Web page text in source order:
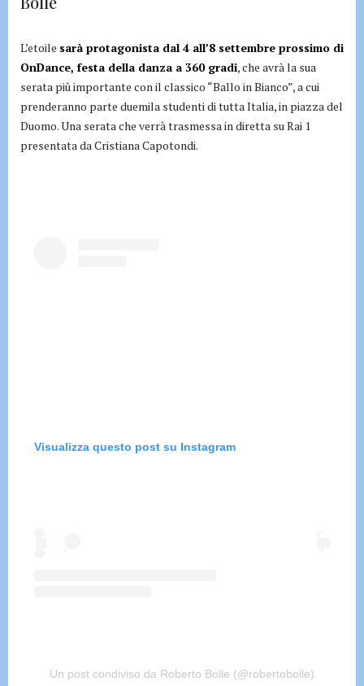
L’etoile sarà protagonista dal 4 all’8 settembre prossimo di
OnDance, festa della danza a 360 gradi, che avrà la sua
serata più importante con il classico “Ballo in Bianco”, a cui
prenderanno parte duemila studenti di tutta Italia, in piazza del
Duomo. Una serata che verrà trasmessa in diretta su Rai 1
presentata da Cristiana Capotondi.
Visualizza questo post su Instagram
Un post condiviso da Roberto Bolle (@robertobolle)